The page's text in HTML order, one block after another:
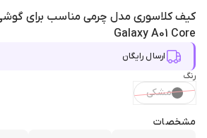
کیف کلاسوری مدل چرمی مناسب برای
Galaxy A01 Core
ارسال رایگان
رنگ
مشکی
مشخصات